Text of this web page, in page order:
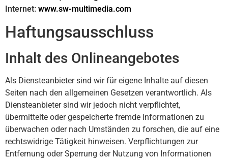
Internet: www.sw-multimedia.com
Haftungsausschluss
Inhalt des Onlineangebotes
Als Diensteanbieter sind wir für eigene Inhalte auf diesen
Seiten nach den allgemeinen Gesetzen verantwortlich. Als
Diensteanbieter sind wir jedoch nicht verpflichtet,
übermittelte oder gespeicherte fremde Informationen zu
überwachen oder nach Umständen zu forschen, die auf eine
rechtswidrige Tätigkeit hinweisen. Verpflichtungen zur
Entfernung oder Sperrung der Nutzung von Informationen